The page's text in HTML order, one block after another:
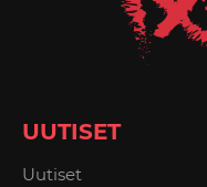
UUTISET
Uutiset